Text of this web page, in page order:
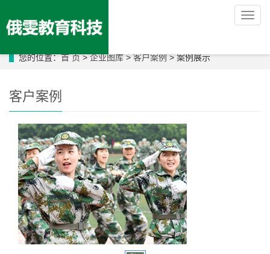
导
航
单
您的位置：首 页>企业图库>客户案例> 案例展示
客户案例